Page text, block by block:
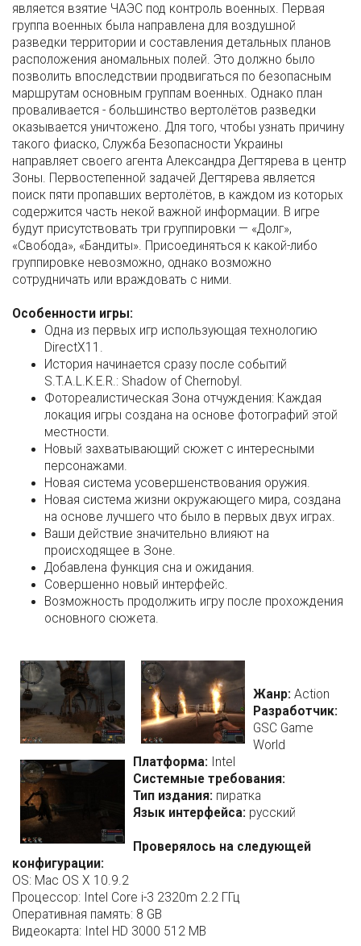
является взятие ЧАЭС под контроль военных. Первая
группа военных была направлена для воздушной
разведки территории и составления детальных планов
расположения аномальных полей. Это должно было
позволить впоследствии продвигаться по безопасным
маршрутам основным группам военных. Однако план
проваливается - большинство вертолётов разведки
оказывается уничтожено. Для того, чтобы узнать причину
такого фиаско, Служба Безопасности Украины
направляет своего агента Александра Дегтярева в центр
Зоны. Первостепенной задачей Дегтярева является
поиск пяти пропавших вертолётов, в каждом из которых
содержится часть некой важной информации. В игре
будут присутствовать три группировки — «Долг»,
«Свобода», «Бандиты». Присоединяться к какой-либо
группировке невозможно, однако возможно
сотрудничать или враждовать с ними.
Особенности игры:
Одна из первых игр использующая технологию
DirectX11.
История начинается сразу после событий
S.T.A.L.K.E.R.: Shadow of Chernobyl.
Фотореалистическая Зона отчуждения: Каждая
локация игры создана на основе фотографий этой
местности.
Новый захватывающий сюжет с интересными
персонажами.
Новая система усовершенствования оружия.
Новая система жизни окружающего мира, создана
на основе лучшего что было в первых двух играх.
Ваши действие значительно влияют на
происходящее в Зоне.
Добавлена функция сна и ожидания.
Совершенно новый интерфейс.
Возможность продолжить игру после прохождения
основного сюжета.
Жанр: Action
Разработчик:
GSC Game
World
Платформа: Intel
Системные требования:
Тип издания: пиратка
Язык интерфейса: русский
Проверялось на следующей
конфигурации:
OS: Mac OS X 10.9.2
Процессор: Intel Core i-3 2320m 2.2 ГГц
Оперативная память: 8 GB
Видеокарта: Intel HD 3000 512 MB